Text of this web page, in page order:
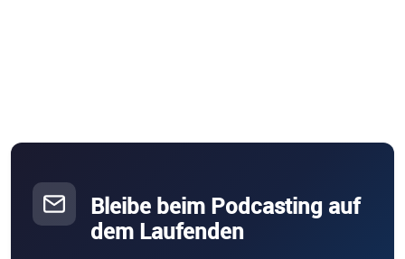
Bleibe beim Podcasting auf
dem Laufenden